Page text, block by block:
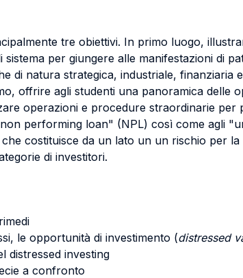
tre obiettivi. In primo luogo,
per giungere alle manifestazioni di
di natura strategica, industriale, finanziaria
offrire agli studenti una panoramica delle
operazioni e procedure straordinarie
performing loan" (NPL) così come agli
costituisce da un lato un un rischio per
di investitori.
le opportunità di investimento (distressed
distressed investing
a confronto